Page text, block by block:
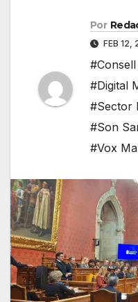
Por
FEB 12,
#Digital
#Sector
#Son
#Vox